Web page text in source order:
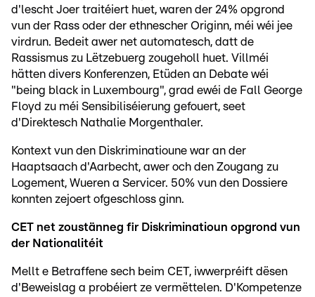
d'lescht Joer traitéiert huet, waren der 24% opgrond
vun der Rass oder der ethnescher Originn, méi wéi jee
virdrun. Bedeit awer net automatesch, datt de
Rassismus zu Lëtzebuerg zougeholl huet. Villméi
hätten divers Konferenzen, Etüden an Debate wéi
"being black in Luxembourg", grad ewéi de Fall George
Floyd zu méi Sensibiliséierung gefouert, seet
d'Direktesch Nathalie Morgenthaler.
Kontext vun den Diskriminatioune war an der
Haaptsaach d'Aarbecht, awer och den Zougang zu
Logement, Wueren a Servicer. 50% vun den Dossiere
konnten zejoert ofgeschloss ginn.
CET net zoustänneg fir Diskriminatioun opgrond vun
der Nationalitéit
Mellt e Betraffene sech beim CET, iwwerpréift dësen
d'Beweislag a probéiert ze vermëttelen. D'Kompetenze